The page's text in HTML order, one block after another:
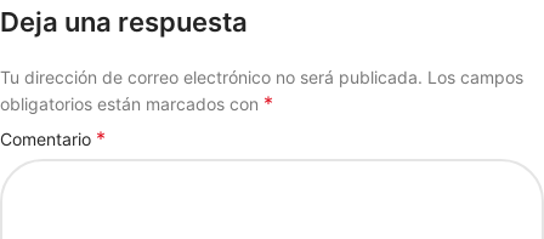
Deja una respuesta
Tu dirección de correo electrónico no será publicada. Los campos
obligatorios están marcados con *
Comentario *